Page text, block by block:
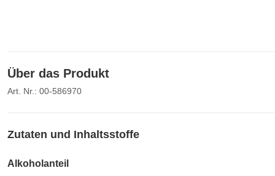
Über das Produkt
Art. Nr.: 00-586970
Zutaten und Inhaltsstoffe
Alkoholanteil